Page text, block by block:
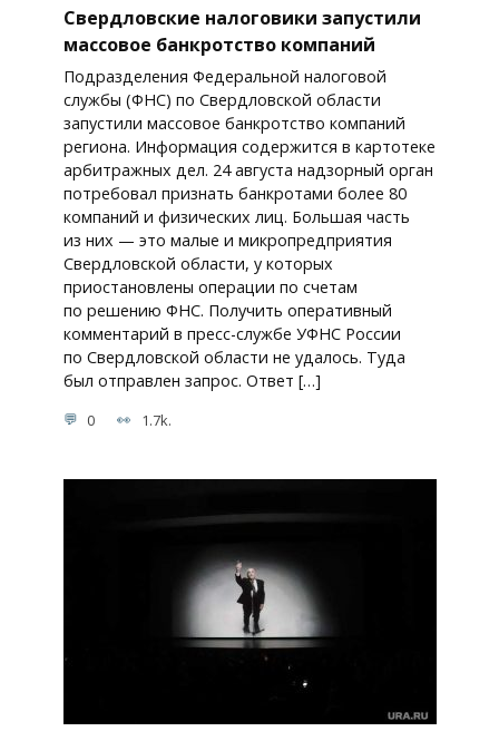
Свердловские налоговики запустили
массовое банкротство компаний
Подразделения Федеральной налоговой
службы (ФНС) по Свердловской области
запустили массовое банкротство компаний
региона. Информация содержится в картотеке
арбитражных дел. 24 августа надзорный орган
потребовал признать банкротами более 80
компаний и физических лиц. Большая часть
из них — это малые и микропредприятия
Свердловской области, у которых
приостановлены операции по счетам
по решению ФНС. Получить оперативный
комментарий в пресс-службе УФНС России
по Свердловской области не удалось. Туда
был отправлен запрос. Ответ […]
0 1.7k.